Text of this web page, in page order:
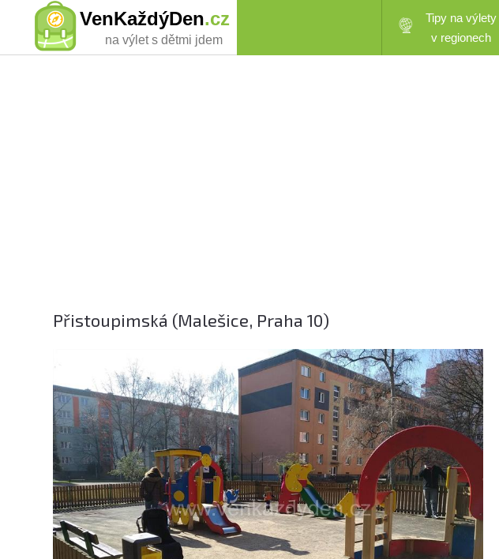
VenKaždýDen.cz
na výlet s dětmi jdem
Tipy na výlety
v regionech
Přistoupimská (Malešice, Praha 10)